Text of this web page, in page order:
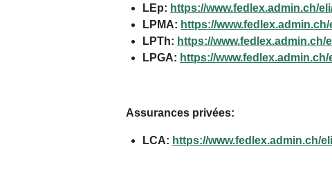
LEp: https://www.fedlex.admin.ch/
LPMA: https://
LPTh: https://www.fedlex.admin.ch/
LPGA: https://www.fedlex.admin.ch/
Assurances privées:
LCA: https://www.fedlex.admin.ch/